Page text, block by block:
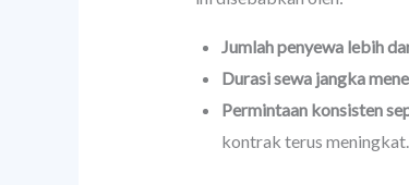
Jumlah penyewa lebih
Durasi sewa jangka
Permintaan konsisten
kontrak terus meningkat.